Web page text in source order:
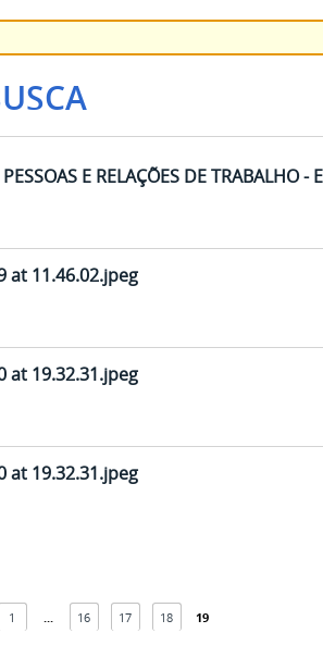
E RELAÇÕES DE TRABALHO -
at 11.46.02.jpeg
at 19.32.31.jpeg
at 19.32.31.jpeg
1 16 17 18 19